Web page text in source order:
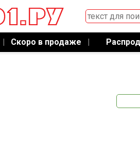
| Скоро в продаже |